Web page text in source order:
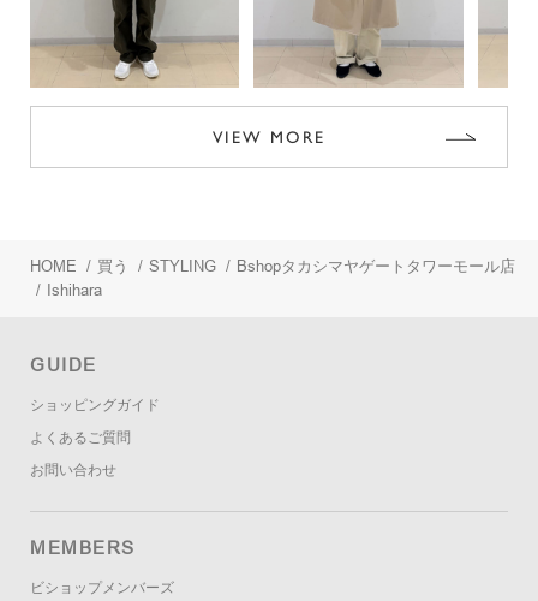
VIEW MORE
HOME / 買う / STYLING / Bshopタカシマヤゲートタワーモール店
/ Ishihara
GUIDE
ショッピングガイド
よくあるご質問
お問い合わせ
MEMBERS
ビショップメンバーズ